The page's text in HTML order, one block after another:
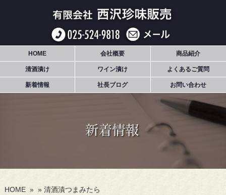
HOME 会社概要 商品紹介
清酒漬け ワイン漬け よくあるご質問
新着情報 社長ブログ お問い合わせ
HOME » » 清酒漬つまみたら